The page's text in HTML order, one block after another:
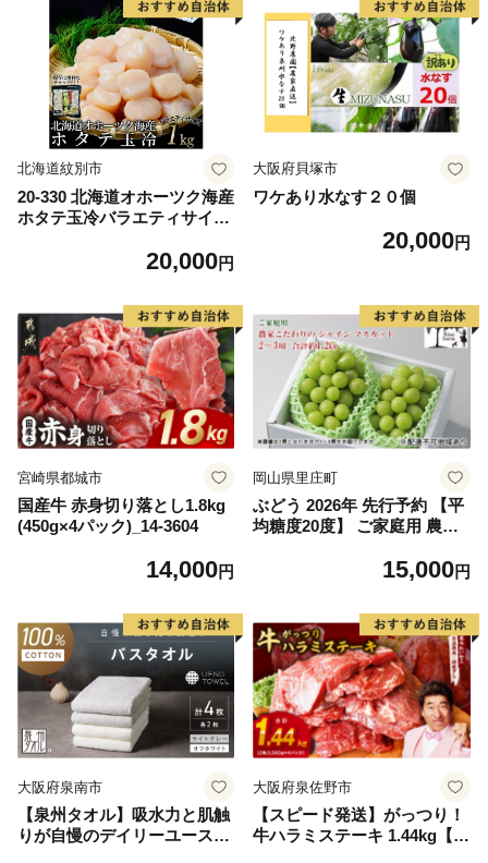
農家直送 期間限定 特産品 サ
イズミックス くらもとファー
ム 愛南町 愛媛県
北海道紋別市
20-330 北海道オホーツク海産
ホタテ玉冷バラエティサイズ
20,000円
大阪府貝塚市
ワケあり水なす２０個
20,000円
宮崎県都城市
国産牛 赤身切り落とし1.8kg
(450g×4パック)_14-3604
14,000円
岡山県里庄町
ぶどう 2026年 先行予約 【平
均糖度20度】 ご家庭用 農家
ット 2～3房 合計約1.2kg ブ
直送 】
15,000円
大阪府泉南市
【泉州タオル】吸水力と肌触
りが自慢のデイリーユースバ
大阪府泉佐野市
【スピード発送】がっつり！
牛ハラミステーキ 1.44kg【氷